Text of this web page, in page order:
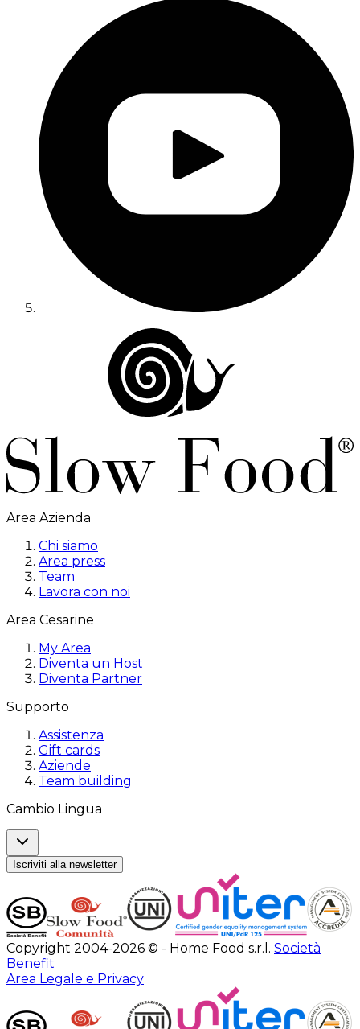
Area Azienda
Chi siamo
Area press
Team
Lavora con noi
Area Cesarine
My Area
Diventa un Host
Diventa Partner
Supporto
Assistenza
Gift cards
Aziende
Team building
Cambio Lingua
Iscriviti alla newsletter
Copyright 2004-2026 © - Home Food s.r.l. Società
Benefit
Area Legale e Privacy